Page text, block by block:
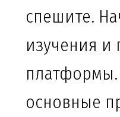
спешите.
изучения и
основные